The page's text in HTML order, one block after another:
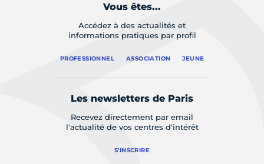
Vous êtes...
Accédez à des actualités et
informations pratiques par profil
PROFESSIONNEL ASSOCIATION JEUNE
Les newsletters de Paris
Recevez directement par email
l'actualité de vos centres d'intérêt
S'INSCRIRE